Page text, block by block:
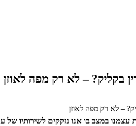
בקליק? – לא רק מפה לאוזן
במצב בו אנו נזקקים לשירותיו של